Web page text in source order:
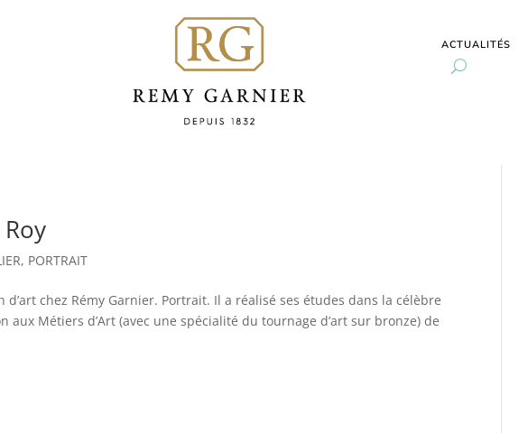
ACTUALITÉS
, PORTRAIT
chez Rémy Garnier. Portrait. Il a réalisé ses études dans la célèbre
aux Métiers d’Art (avec une spécialité du tournage d’art sur bronze) de